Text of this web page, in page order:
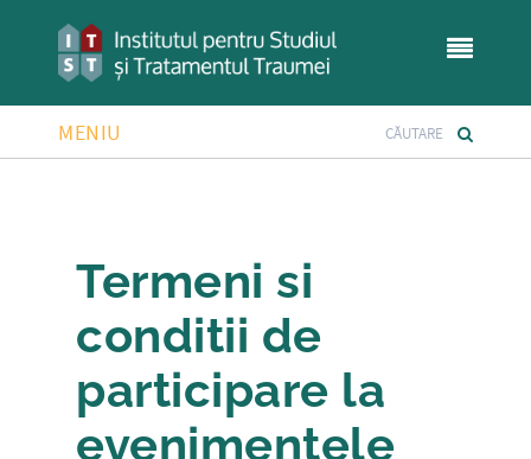
MENIU
Termeni si
conditii de
participare la
evenimentele